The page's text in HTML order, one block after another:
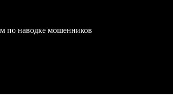
по наводке мошенников